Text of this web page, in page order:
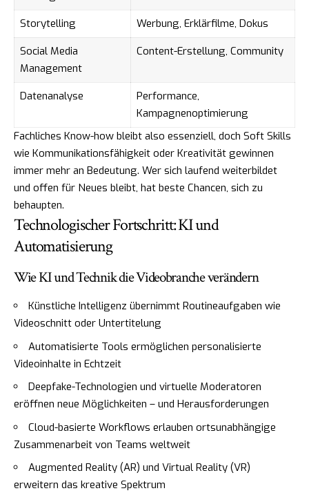
Storytelling
Werbung, Erklärfilme, Dokus
Social Media
Management
Content-Erstellung, Community
Datenanalyse
Performance,
Kampagnenoptimierung
Fachliches Know-how bleibt also essenziell, doch Soft Skills
wie Kommunikationsfähigkeit oder Kreativität gewinnen
immer mehr an Bedeutung. Wer sich laufend weiterbildet
und offen für Neues bleibt, hat beste Chancen, sich zu
behaupten.
Technologischer Fortschritt: KI und
Automatisierung
Wie KI und Technik die Videobranche verändern
Künstliche Intelligenz übernimmt Routineaufgaben wie
Videoschnitt oder Untertitelung
Automatisierte Tools ermöglichen personalisierte
Videoinhalte in Echtzeit
Deepfake-Technologien und virtuelle Moderatoren
eröffnen neue Möglichkeiten – und Herausforderungen
Cloud-basierte Workflows erlauben ortsunabhängige
Zusammenarbeit von Teams weltweit
Augmented Reality (AR) und Virtual Reality (VR)
erweitern das kreative Spektrum